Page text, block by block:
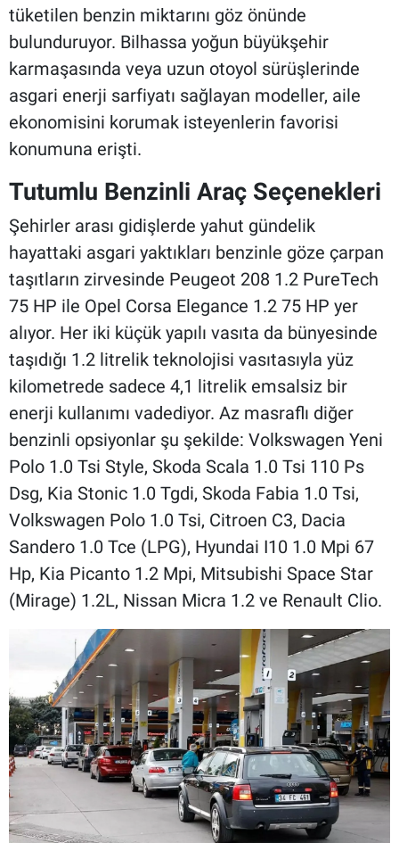
tüketilen benzin miktarını göz önünde
bulunduruyor. Bilhassa yoğun büyükşehir
karmaşasında veya uzun otoyol sürüşlerinde
asgari enerji sarfiyatı sağlayan modeller, aile
ekonomisini korumak isteyenlerin favorisi
konumuna erişti.
Tutumlu Benzinli Araç Seçenekleri
Şehirler arası gidişlerde yahut gündelik
hayattaki asgari yaktıkları benzinle göze çarpan
taşıtların zirvesinde Peugeot 208 1.2 PureTech
75 HP ile Opel Corsa Elegance 1.2 75 HP yer
alıyor. Her iki küçük yapılı vasıta da bünyesinde
taşıdığı 1.2 litrelik teknolojisi vasıtasıyla yüz
kilometrede sadece 4,1 litrelik emsalsiz bir
enerji kullanımı vadediyor. Az masraflı diğer
benzinli opsiyonlar şu şekilde: Volkswagen Yeni
Polo 1.0 Tsi Style, Skoda Scala 1.0 Tsi 110 Ps
Dsg, Kia Stonic 1.0 Tgdi, Skoda Fabia 1.0 Tsi,
Volkswagen Polo 1.0 Tsi, Citroen C3, Dacia
Sandero 1.0 Tce (LPG), Hyundai I10 1.0 Mpi 67
Hp, Kia Picanto 1.2 Mpi, Mitsubishi Space Star
(Mirage) 1.2L, Nissan Micra 1.2 ve Renault Clio.